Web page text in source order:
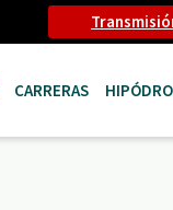
CARRERAS